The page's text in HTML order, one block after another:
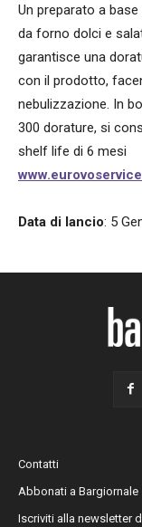
Un preparato a
da forno dolci e
garantisce una
con il prodotto,
nebulizzazione. In
300 dorature, si
shelf life di 6 mesi
Data di lancio: 5
Contatti
Abbonati a Bargiornale
Iscriviti alla newsletter